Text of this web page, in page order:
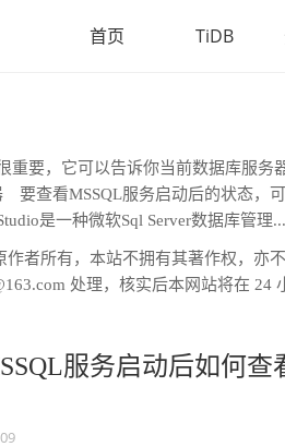
首页 TiDB
重要，它可以告诉你当前数据库服务
查看MSSQL服务启动后的状态，
是一种微软Sql Server数据库管理...
者所有，本站不拥有其著作权，亦
处理，核实后本网站将在 24
服务启动后如何查